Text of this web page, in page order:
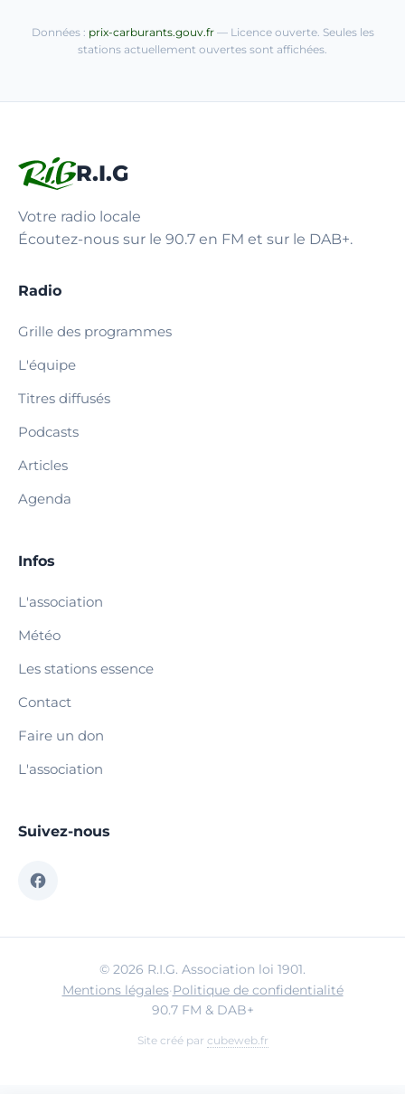
Données : prix-carburants.gouv.fr— Licence ouverte. Seules les
stations actuellement ouvertes sont affichées.
R.I.G
Votre radio locale
Écoutez-nous sur le 90.7 en FM et sur le DAB+.
Radio
Grille des programmes
L'équipe
Titres diffusés
Podcasts
Articles
Agenda
Infos
L'association
Météo
Les stations essence
Contact
Faire un don
L'association
Suivez-nous
© 2026 R.I.G. Association loi 1901.
Mentions légales·Politique de confidentialité
90.7 FM & DAB+
Site créé par cubeweb.fr